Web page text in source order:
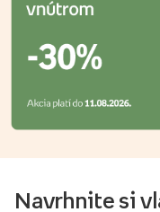
Navrhnite si